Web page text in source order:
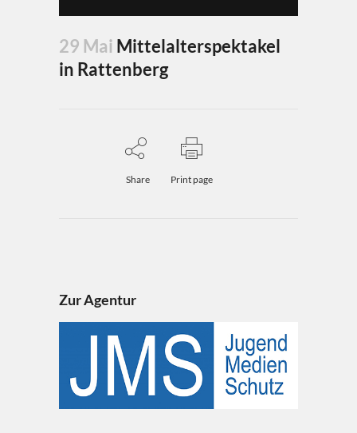
29 Mai Mittelalterspektakel
in Rattenberg
Share Print page
Zur Agentur